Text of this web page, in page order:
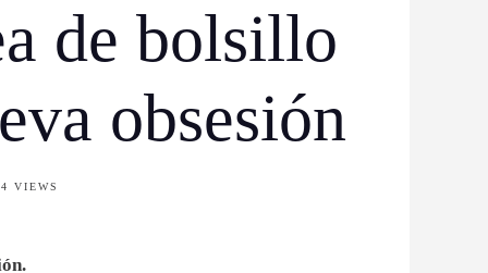
de bolsillo
obsesión
VIEWS